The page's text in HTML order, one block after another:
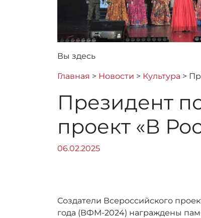
Вы здесь
Главная > Новости > Культура >
Президент
проект «В
06.02.2025
Создатели Всероссийского
года (ВФМ-2024) награждены